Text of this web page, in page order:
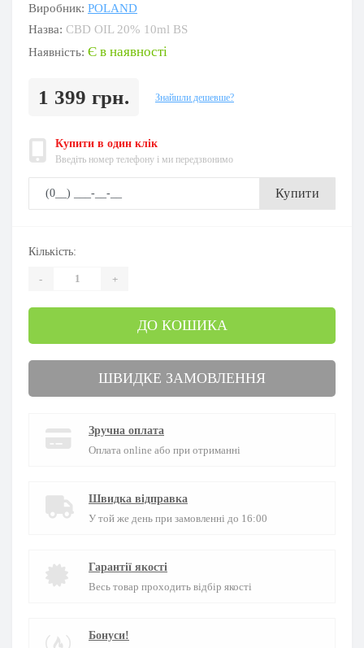
Виробник: POLAND
Назва: CBD OIL 20% 10ml BS
Наявність: Є в наявності
1 399 грн. Знайшли дешевше?
Купити в один клік
Введіть номер телефону і ми передзвонимо
Купити
Кількість:
- +
ДО КОШИКА
ШВИДКЕ ЗАМОВЛЕННЯ
Зручна оплата
Оплата online або при отриманні
Швидка відправка
У той же день при замовленні до 16:00
Гарантії якості
Весь товар проходить відбір якості
Бонуси!